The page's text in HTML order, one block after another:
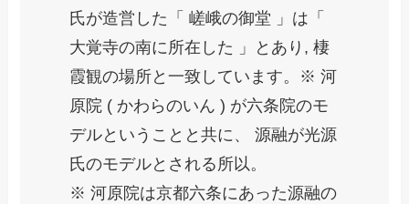
氏が造営した「 嵯峨の御堂 」は「
大覚寺の南に所在した 」とあり, 棲
霞観の場所と一致しています。※ 河
原院 ( かわらのいん ) が六条院のモ
デルということと共に、 源融が光源
氏のモデルとされる所以。
※ 河原院は京都六条にあった源融の